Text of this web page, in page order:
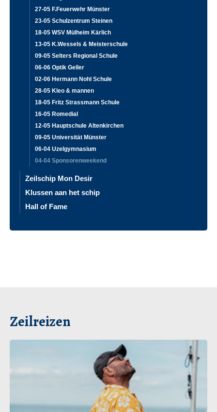
27-05 F.Feuerwehr Münster
23-05 Schulzentrum Steinen
18-05 WSV Mülheim Kärlich
13-05 K.Wessels & Meisterschule
09-05 Selters Regional Schule
06-06 Optik Geller
02-06 Hermann Nohl Schule
28-05 Kleo & mannen
18-05 Fritz Strassmann Schule
16-05 Romedial
12-05 Hauptschule Altenkirchen
09-05 Universität Münster
06-04 Uzelgymnasium
04-04 Sponsorenweekend
Zeilschip Mon Desir
Klussen aan het schip
Hall of Fame
Zeilreizen